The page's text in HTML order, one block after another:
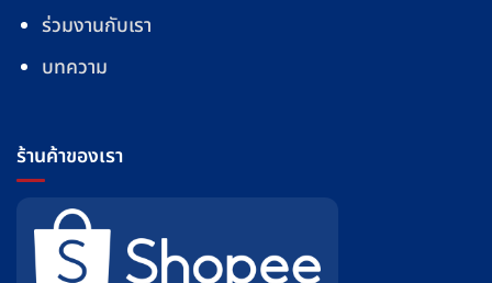
ร่วมงานกับเรา
บทความ
ร้านค้าของเรา